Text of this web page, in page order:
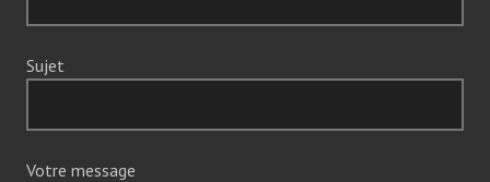
Sujet
Votre message